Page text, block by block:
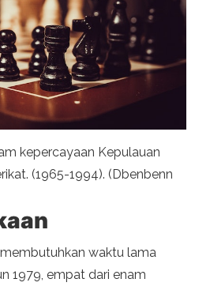
kepercayaan Kepulauan
(1965-1994). (Dbenbenn
waktu lama
1979, empat dari enam